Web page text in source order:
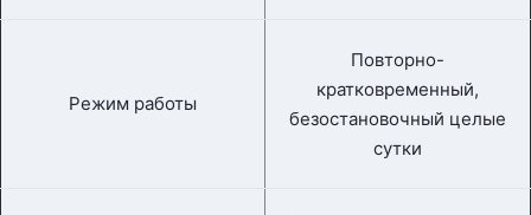
Режим работы
Повторно-
кратковременный,
безостановочный целые
сутки